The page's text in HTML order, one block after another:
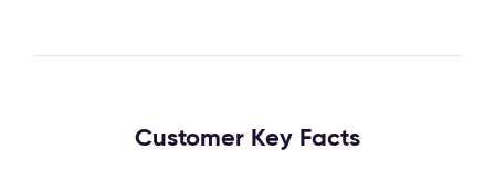
Customer Key Facts